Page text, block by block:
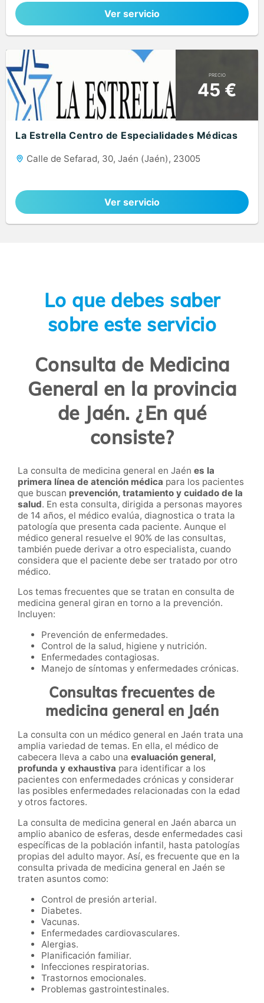
Ver servicio
PRECIO
45 €
La Estrella Centro de Especialidades Médicas
Calle de Sefarad, 30, Jaén (Jaén), 23005
Ver servicio
Lo que debes saber
sobre este servicio
Consulta de Medicina
General en la provincia
de Jaén. ¿En qué
consiste?
La consulta de medicina general en Jaén es la
primera línea de atención médica para los pacientes
que buscan prevención, tratamiento y cuidado de la
salud. En esta consulta, dirigida a personas mayores
de 14 años, el médico evalúa, diagnostica o trata la
patología que presenta cada paciente. Aunque el
médico general resuelve el 90% de las consultas,
también puede derivar a otro especialista, cuando
considera que el paciente debe ser tratado por otro
médico.
Los temas frecuentes que se tratan en consulta de
medicina general giran en torno a la prevención.
Incluyen:
Prevención de enfermedades.
Control de la salud, higiene y nutrición.
Enfermedades contagiosas.
Manejo de síntomas y enfermedades crónicas.
Consultas frecuentes de
medicina general en Jaén
La consulta con un médico general en Jaén trata una
amplia variedad de temas. En ella, el médico de
cabecera lleva a cabo una evaluación general,
profunda y exhaustiva para identificar a los
pacientes con enfermedades crónicas y considerar
las posibles enfermedades relacionadas con la edad
y otros factores.
La consulta de medicina general en Jaén abarca un
amplio abanico de esferas, desde enfermedades casi
específicas de la población infantil, hasta patologías
propias del adulto mayor. Así, es frecuente que en la
consulta privada de medicina general en Jaén se
traten asuntos como:
Control de presión arterial.
Diabetes.
Vacunas.
Enfermedades cardiovasculares.
Alergias.
Planificación familiar.
Infecciones respiratorias.
Trastornos emocionales.
Problemas gastrointestinales.